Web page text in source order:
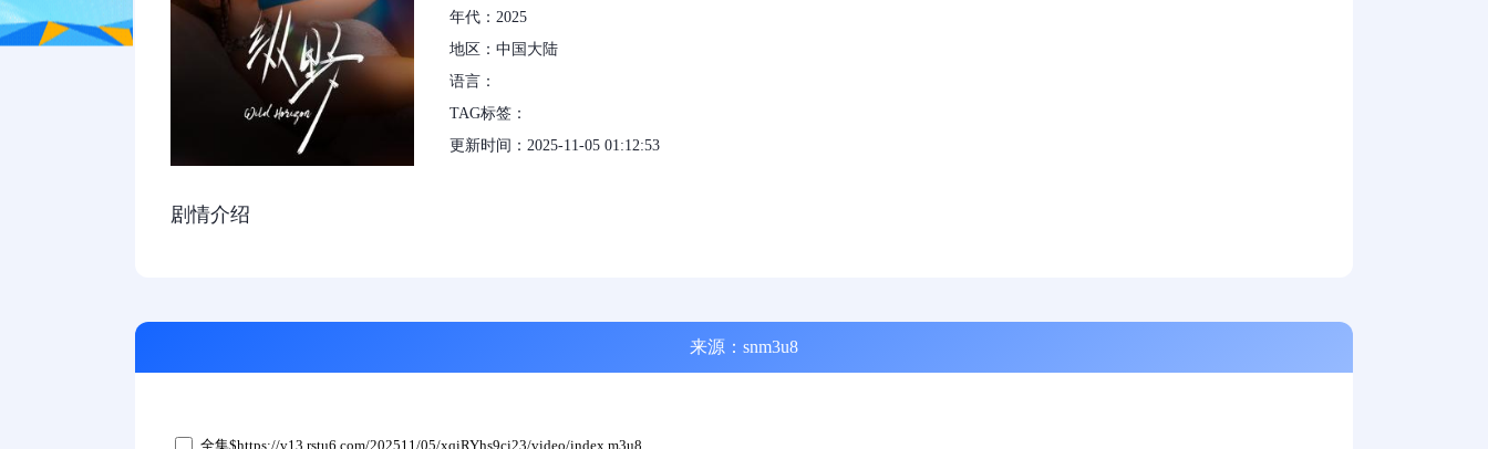
年代：2025
地区：中国大陆
语言：
TAG标签：
更新时间：2025-11-05 01:12:53
剧情介绍
来源：snm3u8
全集$https://v13.rstu6.com/202511/05/xqiRYhs9ci23/video/index.m3u8